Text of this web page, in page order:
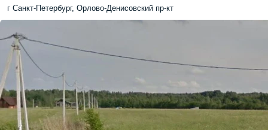
г Санкт-Петербург, Орлово-Денисовский пр-кт